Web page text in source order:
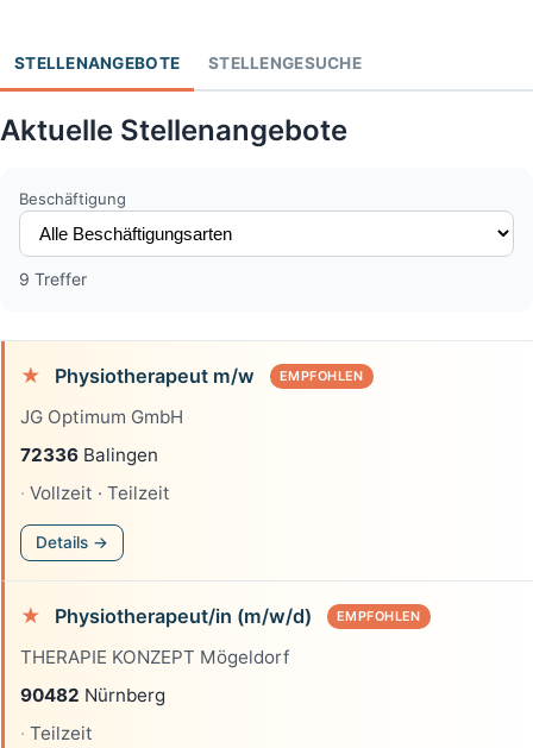
STELLENANGEBOTE STELLENGESUCHE
Aktuelle Stellenangebote
Beschäftigung
9 Treffer
★ Physiotherapeut m/w EMPFOHLEN
JG Optimum GmbH
72336 Balingen
Vollzeit · Teilzeit
Details →
★ Physiotherapeut/in (m/w/d) EMPFOHLEN
THERAPIE KONZEPT Mögeldorf
90482 Nürnberg
Teilzeit